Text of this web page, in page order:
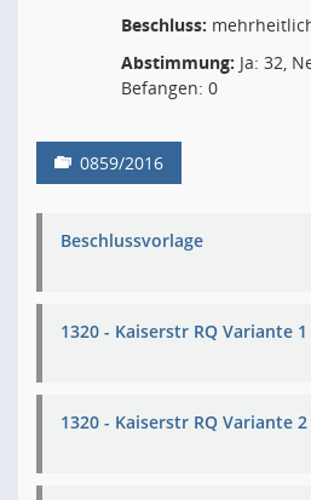
Beschluss:
Abstimmung: Ja: 32,
Befangen: 0
0859/2016
Beschlussvorlage
1320 - Kaiserstr RQ Variante 1
1320 - Kaiserstr RQ Variante 2